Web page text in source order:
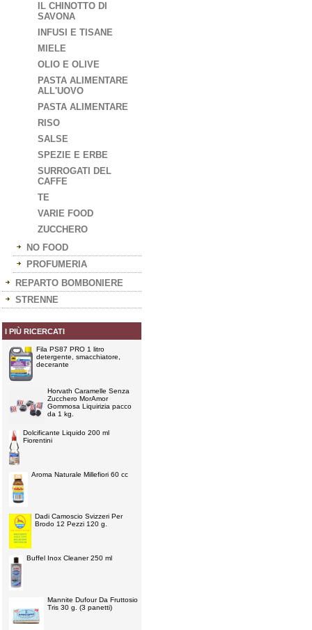
IL CHINOTTO DI
SAVONA
INFUSI E TISANE
MIELE
OLIO E OLIVE
PASTA ALIMENTARE
ALL'UOVO
PASTA ALIMENTARE
RISO
SALSE
SPEZIE E ERBE
SURROGATI DEL
CAFFE
TE
VARIE FOOD
ZUCCHERO
NO FOOD
PROFUMERIA
REPARTO BOMBONIERE
STRENNE
I PIÙ RICERCATI
Fila PS87 PRO 1 litro
detergente, smacchiatore,
decerante
Horvath Caramelle Senza
Zucchero MorAmor
Gommosa Liquirizia pacco
da 1 kg.
Dolcificante Liquido 200 ml
Fiorentini
Aroma Naturale Millefiori 60 cc
Dadi Camoscio Svizzeri Per
Brodo 12 Pezzi 120 g.
Buffel Inox Cleaner 250 ml
Mannite Dufour Da Fruttosio
Tris 30 g. (3 panetti)